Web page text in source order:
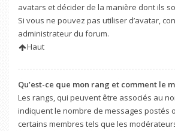
avatars et décider de la manière dont ils
Si vous ne pouvez pas utiliser d’avatar,
administrateur du forum.
Haut
Qu’est-ce que mon rang et comment le
Les rangs, qui peuvent être associés au
indiquent le nombre de messages postés
certains membres tels que les